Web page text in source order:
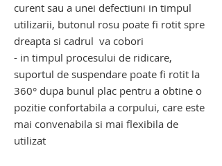
curent sau a unei defectiuni in timpul
utilizarii, butonul rosu poate fi rotit spre
dreapta si cadrul va cobori
- in timpul procesului de ridicare,
suportul de suspendare poate fi rotit la
360° dupa bunul plac pentru a obtine o
pozitie confortabila a corpului, care este
mai convenabila si mai flexibila de
utilizat